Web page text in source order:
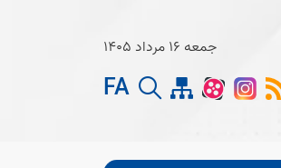
جمعه 16 مرداد 1405
FA